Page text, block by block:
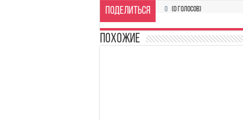
Поделиться 0 (0 голосов)
Похожие